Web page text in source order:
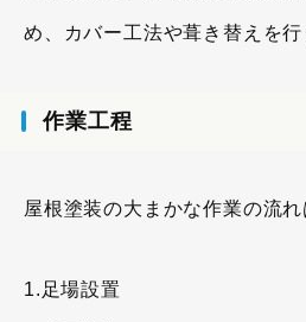
め、カバー工法や葺き替えを行
作業工程
屋根塗装の大まかな作業の流れ
1.足場設置